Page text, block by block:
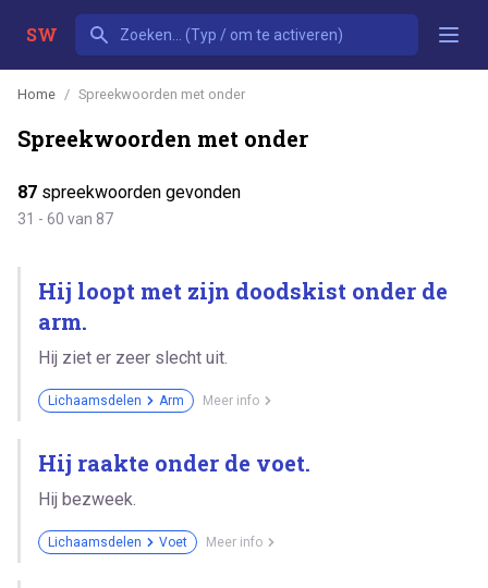
SW
Home Spreekwoorden met onder
Spreekwoorden met onder
87 spreekwoorden gevonden
31 - 60 van 87
Hij loopt met zijn doodskist onder de
arm.
Hij ziet er zeer slecht uit.
Lichaamsdelen Arm Meer info
Hij raakte onder de voet.
Hij bezweek.
Lichaamsdelen Voet Meer info